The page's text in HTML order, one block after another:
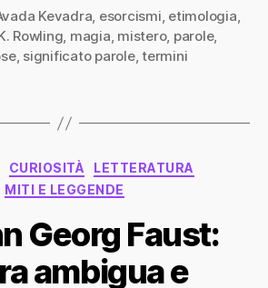
Kevadra, esorcismi, etimologia,
Rowling, magia, mistero, parole,
, significato parole,termini
Categorie
CURIOSITÀ
LETTERATURA
MITI E LEGGENDE
Georg Faust:
ambigua e